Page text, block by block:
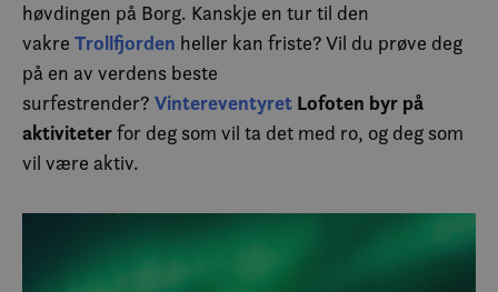
høvdingen på Borg. Kanskje en tur til den
vakre Trollfjorden heller kan friste? Vil du prøve deg
på en av verdens beste
surfestrender? Vintereventyret Lofoten byr på
aktiviteterfor deg som vil ta det med ro, og deg som
vil være aktiv.